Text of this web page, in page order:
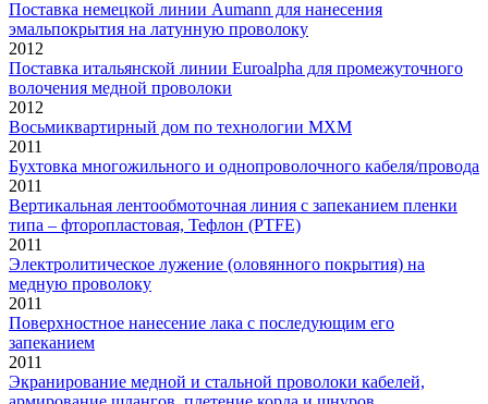
Поставка немецкой линии Aumann для нанесения
эмальпокрытия на латунную проволоку
2012
Поставка итальянской линии Euroalpha для промежуточного
волочения медной проволоки
2012
Восьмиквартирный дом по технологии МХМ
2011
Бухтовка многожильного и однопроволочного кабеля/провода
2011
Вертикальная лентообмоточная линия с запеканием пленки
типа – фторопластовая, Тефлон (PTFE)
2011
Электролитическое лужение (оловянного покрытия) на
медную проволоку
2011
Поверхностное нанесение лака с последующим его
запеканием
2011
Экранирование медной и стальной проволоки кабелей,